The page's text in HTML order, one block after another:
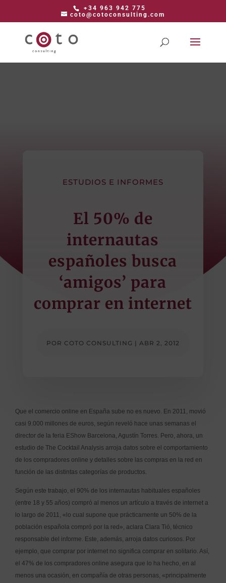
+34 963 942 775
coto@cotoconsulting.com
ESTUDIOS E INFORMES
El 50% de
internautas
españoles busca
‘amigos’ para
comprar en internet
POR COTO CONSULTING | ABR 2, 2012
Que el comercio online en España sube no es nuevo. En 2011, movió
casi 9.000 millones de euros, según reveló hace unas semanas el
director de la feria EShow Barcelona, Agustín Torres. Pero, ahora, un
estudio de The Cocktail Analysis arroja datos sobre el comportamiento
de los compradores online y detalles sobre las compras en la red en
función de las distintas categorías de productos.
Según este trabajo, el 90% de los internautas habituales españoles
(entre 18 y 55 años) compró al menos un artículo a través de internet a
lo largo de 2011, «lo cual supone que prácticamente un 50% de la
población española compró por la red», aclara Clara Tió, técnico
responsable del informe. Este, además, arroja datos curiosos. Por
ejemplo, que comprar por internet no significa comprar en solitario. Así,
el 47% de los compradores online asegura que lo ha hecho, en al
menos una ocasión, en compañía de otras personas, «principalmente